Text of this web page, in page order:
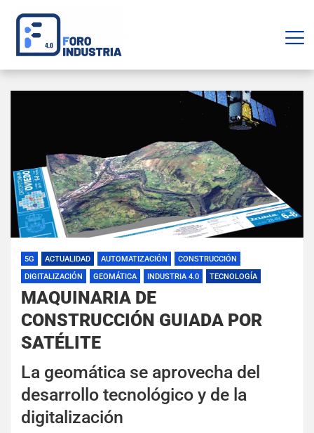
5G ACTUALIDAD AUTOMATIZACIÓN
CONSTRUCCIÓN
DIGITALIZACIÓN
GEOMÁTICA INDUSTRIA 4.0 TECNOLOGÍA
MAQUINARIA DE
CONSTRUCCIÓN GUIADA POR
SATÉLITE
La geomática se aprovecha del
desarrollo tecnológico y de la
digitalización